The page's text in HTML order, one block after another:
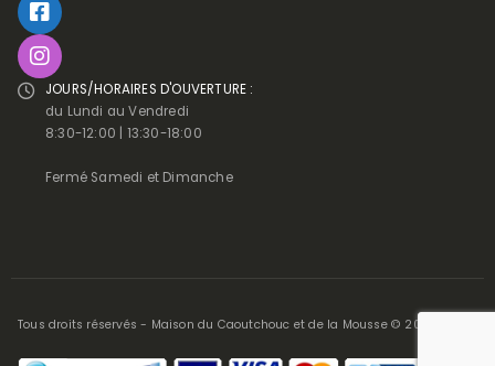
JOURS/HORAIRES D'OUVERTURE :
du Lundi au Vendredi
8:30-12:00 | 13:30-18:00
Fermé Samedi et Dimanche
Tous droits réservés - Maison du Caoutchouc et de la Mousse © 2025